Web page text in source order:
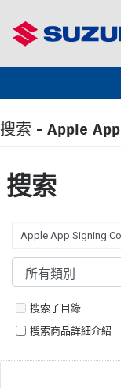
搜索 - Apple
搜索
搜索子目錄
搜索商品詳細介紹